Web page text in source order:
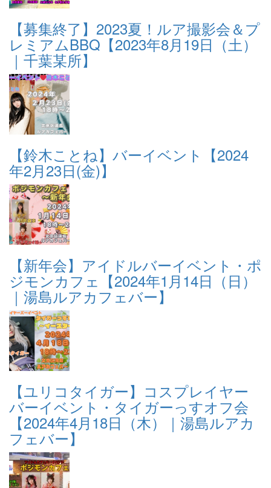
【募集終了】2023夏！ルア撮影会＆プ
レミアムBBQ【2023年8月19日（土）
｜千葉某所】
【鈴木ことね】バーイベント【2024
年2月23日(金)】
【新年会】アイドルバーイベント・ポ
ジモンカフェ【2024年1月14日（日）
｜湯島ルアカフェバー】
【ユリコタイガー】コスプレイヤー
バーイベント・タイガーっすオフ会
【2024年4月18日（木）｜湯島ルアカ
フェバー】